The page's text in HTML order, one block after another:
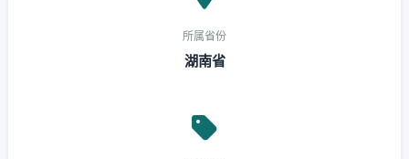
所属省份
湖南省